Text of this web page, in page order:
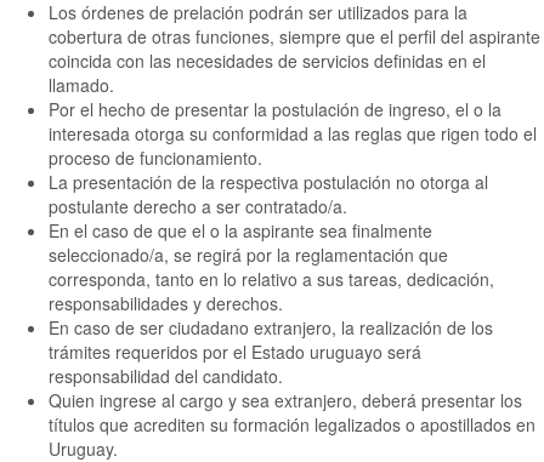
Los órdenes de prelación podrán ser utilizados para la
cobertura de otras funciones, siempre que el perfil del aspirante
coincida con las necesidades de servicios definidas en el
llamado.
Por el hecho de presentar la postulación de ingreso, el o la
interesada otorga su conformidad a las reglas que rigen todo el
proceso de funcionamiento.
La presentación de la respectiva postulación no otorga al
postulante derecho a ser contratado/a.
En el caso de que el o la aspirante sea finalmente
seleccionado/a, se regirá por la reglamentación que
corresponda, tanto en lo relativo a sus tareas, dedicación,
responsabilidades y derechos.
En caso de ser ciudadano extranjero, la realización de los
trámites requeridos por el Estado uruguayo será
responsabilidad del candidato.
Quien ingrese al cargo y sea extranjero, deberá presentar los
títulos que acrediten su formación legalizados o apostillados en
Uruguay.